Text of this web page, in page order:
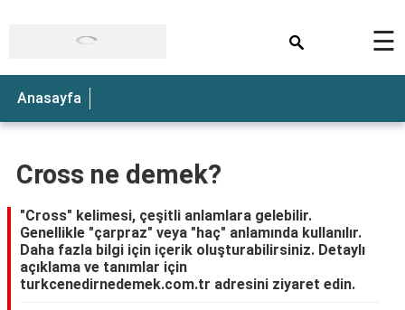
☰
Anasayfa
Cross ne demek?
"Cross" kelimesi, çeşitli anlamlara gelebilir.
Genellikle "çarpraz" veya "haç" anlamında kullanılır.
Daha fazla bilgi için içerik oluşturabilirsiniz. Detaylı
açıklama ve tanımlar için
turkcenedirnedemek.com.tr adresini ziyaret edin.